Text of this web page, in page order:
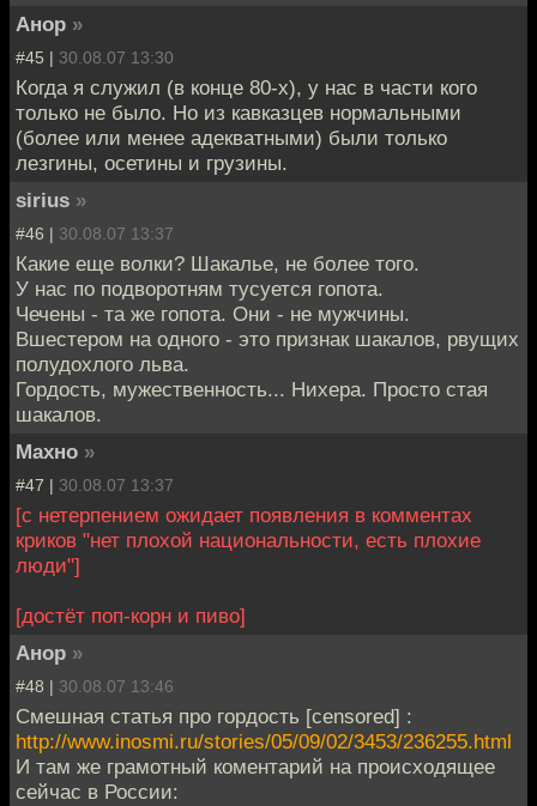
Анор »
#45 | 30.08.07 13:30
Когда я служил (в конце 80-х), у нас в части кого
только не было. Но из кавказцев нормальными
(более или менее адекватными) были только
лезгины, осетины и грузины.
sirius »
#46 | 30.08.07 13:37
Какие еще волки? Шакалье, не более того.
У нас по подворотням тусуется гопота.
Чечены - та же гопота. Они - не мужчины.
Вшестером на одного - это признак шакалов, рвущих
полудохлого льва.
Гордость, мужественность... Нихера. Просто стая
шакалов.
Махно »
#47 | 30.08.07 13:37
[с нетерпением ожидает появления в комментах
криков "нет плохой национальности, есть плохие
люди"]
[достёт поп-корн и пиво]
Анор »
#48 | 30.08.07 13:46
Смешная статья про гордость [censored] :
http://www.inosmi.ru/stories/05/09/02/3453/236255.html
И там же грамотный коментарий на происходящее
сейчас в России: